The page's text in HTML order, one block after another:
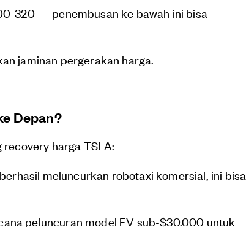
320 — penembusan ke bawah ini bisa
jaminan pergerakan harga.
Depan?
harga TSLA:
meluncurkan robotaxi komersial, ini bisa
peluncuran model EV sub-$30.000 untuk